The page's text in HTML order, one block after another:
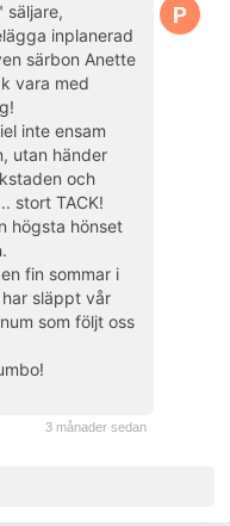
säljare,
inplanerad
särbon Anette
vara med
inte ensam
utan händer
och
stort TACK!
högsta hönset
fin sommar i
släppt vår
som följt oss
3 månader sedan